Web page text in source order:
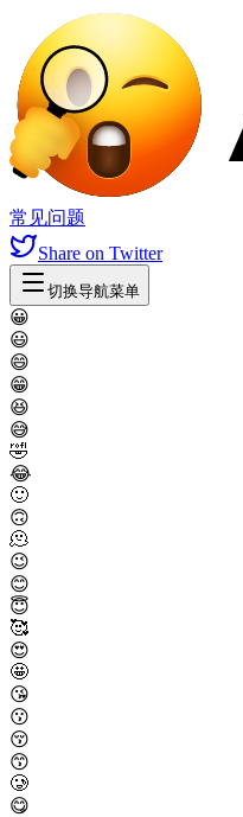
常见问题
Share on Twitter
切换导航菜单
😀
😃
😄
😁
😆
😅
🤣
😂
🙂
🙃
🫠
😉
😊
😇
🥰
😍
🤩
😘
😗
😚
😙
🥲
😋